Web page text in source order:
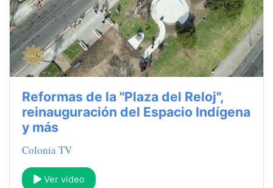
Reformas de la "Plaza del Reloj",
reinauguración del Espacio Indígena
y más
Colonia TV
Ver video